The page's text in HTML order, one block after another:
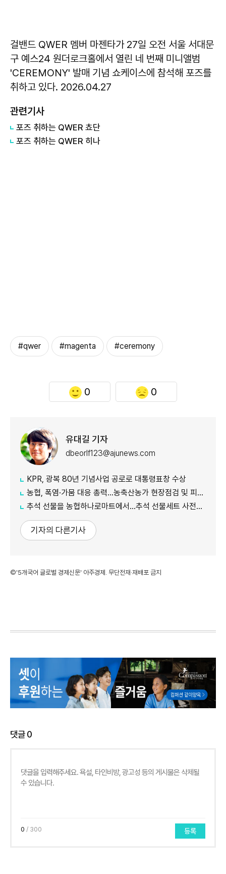
걸밴드 QWER 멤버 마젠타가 27일 오전 서울 서대문
구 예스24 원더로크홀에서 열린 네 번째 미니앨범
'CEREMONY' 발매 기념 쇼케이스에 참석해 포즈를
취하고 있다. 2026.04.27
관련기사
포즈 취하는 QWER 쵸단
포즈 취하는 QWER 히나
#qwer #magenta #ceremony
0 0
유대길 기자
dbeorlf123@ajunews.com
KPR, 광복 80년 기념사업 공로로 대통령표창 수상
농협, 폭염·가뭄 대응 총력...농축산농가 현장점검 및 피해 예방 강화
추석 선물을 농협하나로마트에서…추석 선물세트 사전예약 실시
기자의 다른기사
©'5개국어 글로벌 경제신문' 아주경제. 무단전재·재배포 금지
댓글0
0 / 300 등록